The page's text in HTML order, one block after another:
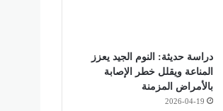
دراسة حديثة: النوم الجيد يعزز
المناعة ويقلل خطر الإصابة
بالأمراض المزمنة
2026-04-19